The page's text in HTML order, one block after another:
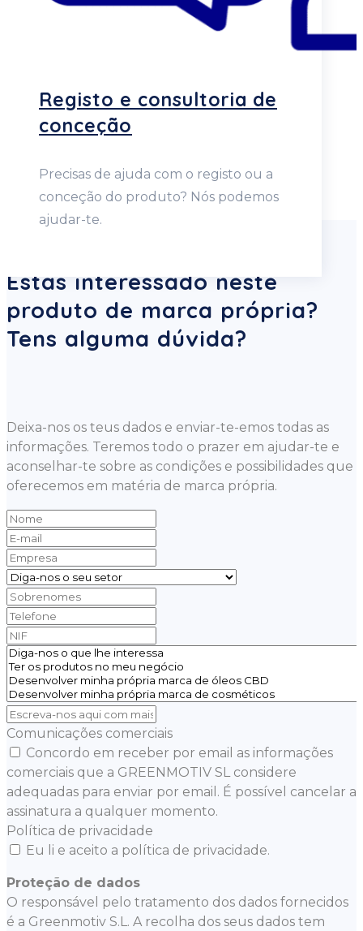
Registo e consultoria de
conceção
Precisas de ajuda com o registo ou a
conceção do produto? Nós podemos
ajudar-te.
Estás interessado neste
produto de marca própria?
Tens alguma dúvida?
Deixa-nos os teus dados e enviar-te-emos todas as
informações. Teremos todo o prazer em ajudar-te e
aconselhar-te sobre as condições e possibilidades que
oferecemos em matéria de marca própria.
Comunicações comerciais
Concordo em receber por email as informações
comerciais que a GREENMOTIV SL considere
adequadas para enviar por email. É possível cancelar a
assinatura a qualquer momento.
Política de privacidade
Eu li e aceito a política de privacidade.
Proteção de dados
O responsável pelo tratamento dos dados fornecidos
é a Greenmotiv S.L. A recolha dos seus dados tem